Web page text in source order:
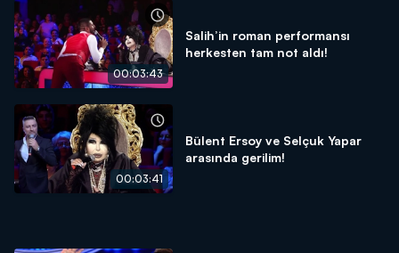
00:03:43
Salih’in roman performansı
herkesten tam not aldı!
00:03:41
Bülent Ersoy ve Selçuk Yapar
arasında gerilim!